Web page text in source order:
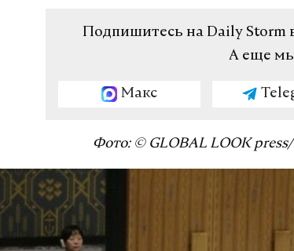
Подпишитесь на Daily Storm
А еще
Макс
Фото: © GLOBAL LOOK